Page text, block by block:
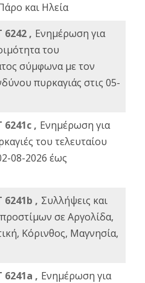
και Ηλεία
6242 , Ενημέρωση για
του
σύμφωνα με τον
πυρκαγιάς στις 05-
6241c , Ενημέρωση για
του τελευταίου
08-2026 έως
6241b , Συλλήψεις και
σε Αργολίδα,
Κόρινθος, Μαγνησία,
6241a , Ενημέρωση για